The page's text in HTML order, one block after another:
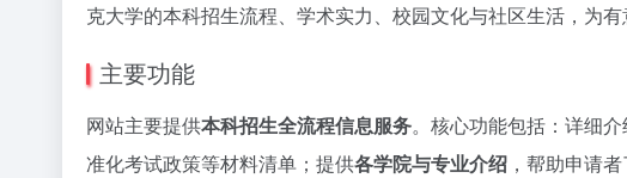
克大学的本科招生流程、学术实力、校园文化与社区生活，为
主要功能
网站主要提供本科招生全流程信息服务。核心功能包括：详细介
准化考试政策等材料清单；提供各学院与专业介绍 ，帮助申请